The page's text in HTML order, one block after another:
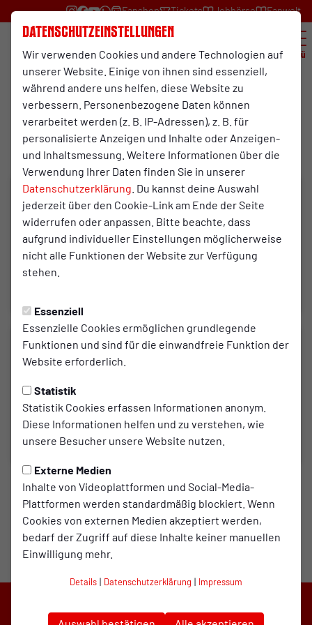
Datenschutzeinstellungen
Wir verwenden Cookies und andere Technologien auf
unserer Website. Einige von ihnen sind essenziell,
während andere uns helfen, diese Website zu
verbessern. Personenbezogene Daten können
verarbeitet werden (z. B. IP-Adressen), z. B. für
personalisierte Anzeigen und Inhalte oder Anzeigen-
und Inhaltsmessung. Weitere Informationen über die
Verwendung Ihrer Daten finden Sie in unserer
Datenschutzerklärung . Du kannst deine Auswahl
jederzeit über den Cookie-Link am Ende der Seite
widerrufen oder anpassen. Bitte beachte, dass
aufgrund individueller Einstellungen möglicherweise
nicht alle Funktionen der Website zur Verfügung
stehen.
Essenziell
Essenzielle Cookies ermöglichen grundlegende
Funktionen und sind für die einwandfreie Funktion der
Website erforderlich.
Statistik
Statistik Cookies erfassen Informationen anonym.
Diese Informationen helfen und zu verstehen, wie
unsere Besucher unsere Website nutzen.
Externe Medien
Inhalte von Videoplattformen und Social-Media-
Plattformen werden standardmäßig blockiert. Wenn
Cookies von externen Medien akzeptiert werden,
bedarf der Zugriff auf diese Inhalte keiner manuellen
Einwilligung mehr.
Details | Datenschutzerklärung | Impressum
Fanshop Tickets Jobbörse Fanwelt
Menü
Endurance-Team
26.04.2026 13:40 Uhr
54. Hermannslauf